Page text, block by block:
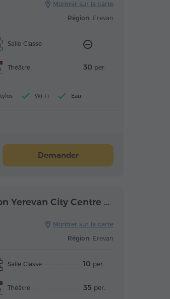
Montrer sur la carte
Région: Erevan
Salle Classe
Théâtre 30 per.
Wi-Fi Eau
Demander
Salle Madrid (DoubleTree by Hilton Yerevan City Centre Hotel)
Montrer sur la carte
Région: Erevan
Salle Classe 10 per.
Théâtre 35 per.